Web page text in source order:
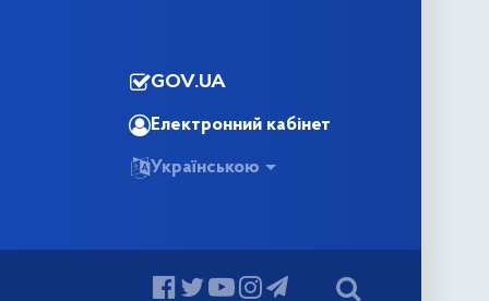
GOV.UA
Електронний кабінет
Українською